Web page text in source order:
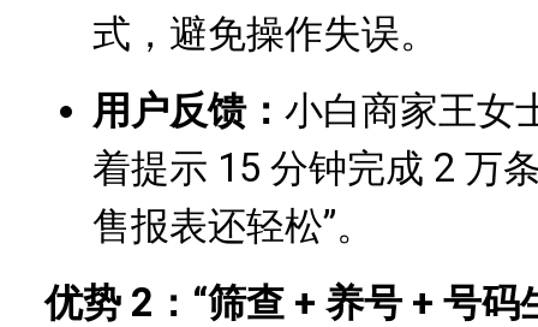
式，避免操作失误。
用户反馈： 小白商家王女
着提示 15 分钟完成 2 万
售报表还轻松”。
优势 2：“筛查 + 养号 + 号